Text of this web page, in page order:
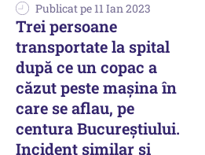
Publicat pe 11 Ian 2023
Trei persoane
transportate la spital
după ce un copac a
căzut peste mașina în
care se aflau, pe
centura Bucureștiului.
Incident similar și